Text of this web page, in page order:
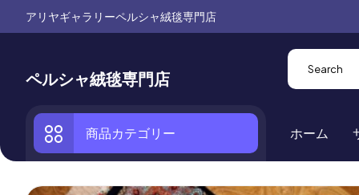
アリヤギャラリーペルシャ絨毯専門店
ペルシャ絨毯専門店
商品カテゴリー ホーム